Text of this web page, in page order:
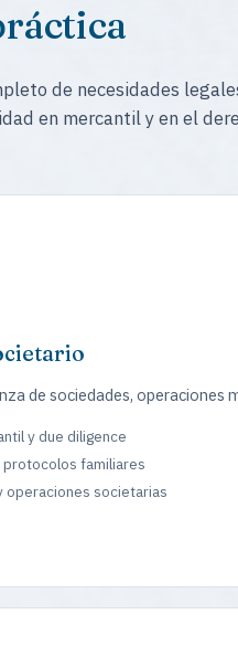
de necesidades
en mercantil y en el
de sociedades,
y due diligence
familiares
operaciones societarias